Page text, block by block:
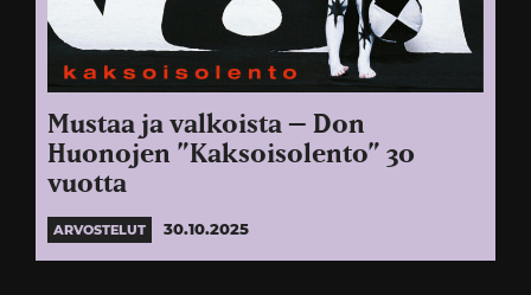
Mustaa ja valkoista – Don
Huonojen ”Kaksoisolento” 30
vuotta
ARVOSTELUT 30.10.2025